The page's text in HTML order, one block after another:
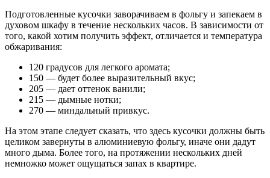
Подготовленные кусочки заворачиваем в фольгу и запекаем в
духовом шкафу в течение нескольких часов. В зависимости от
того, какой хотим получить эффект, отличается и температура
обжаривания:
120 градусов для легкого аромата;
150 — будет более выразительный вкус;
205 — дает оттенок ванили;
215 — дымные нотки;
270 — миндальный привкус.
На этом этапе следует сказать, что здесь кусочки должны быть
целиком завернуты в алюминиевую фольгу, иначе они дадут
много дыма. Более того, на протяжении нескольких дней
немножко может ощущаться запах в квартире.